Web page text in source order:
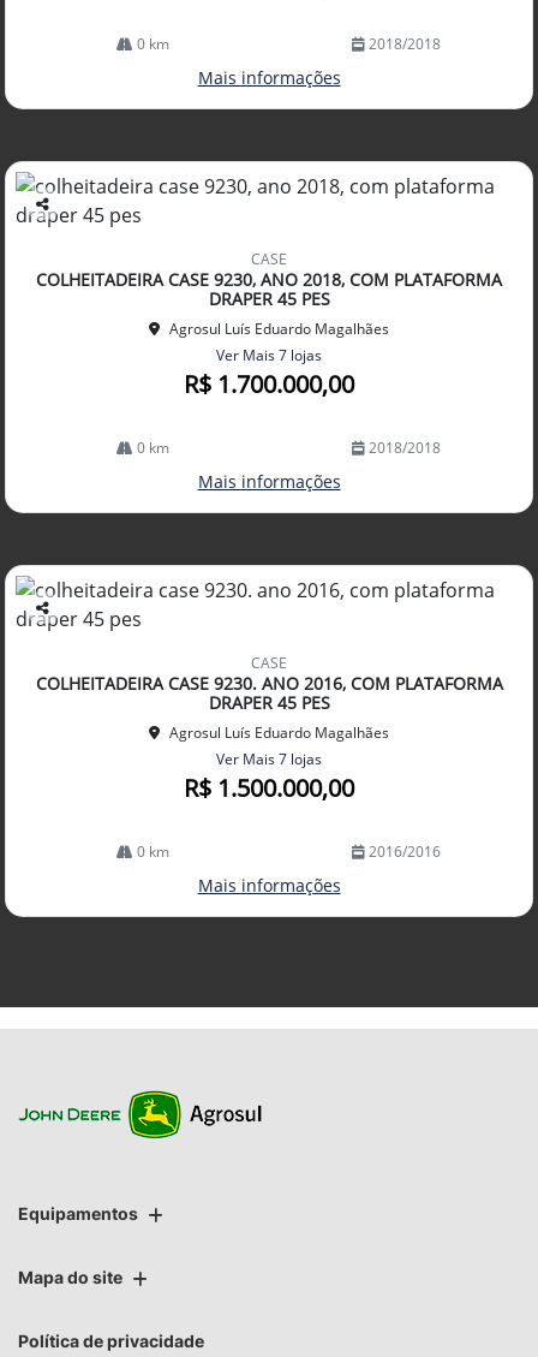
0 km 2018/2018
Mais informações
Co
arti
lhe
CASE
COLHEITADEIRA CASE 9230, ANO 2018, COM PLATAFORMA
DRAPER 45 PES
Agrosul Luís Eduardo Magalhães
Ver Mais 7 lojas
R$ 1.700.000,00
0 km 2018/2018
Mais informações
Co
arti
lhe
CASE
COLHEITADEIRA CASE 9230. ANO 2016, COM PLATAFORMA
DRAPER 45 PES
Agrosul Luís Eduardo Magalhães
Ver Mais 7 lojas
R$ 1.500.000,00
0 km 2016/2016
Mais informações
Equipamentos
Mapa do site
Política de privacidade